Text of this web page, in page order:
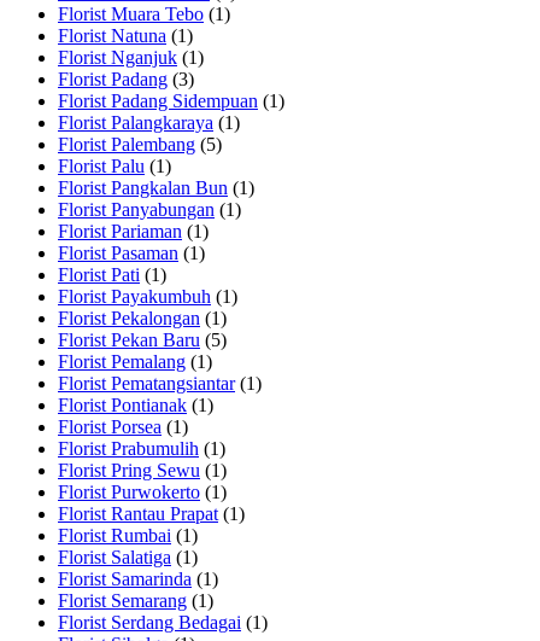
Florist Muara Tebo (1)
Florist Natuna (1)
Florist Nganjuk (1)
Florist Padang (3)
Florist Padang Sidempuan (1)
Florist Palangkaraya (1)
Florist Palembang (5)
Florist Palu (1)
Florist Pangkalan Bun (1)
Florist Panyabungan (1)
Florist Pariaman (1)
Florist Pasaman (1)
Florist Pati (1)
Florist Payakumbuh (1)
Florist Pekalongan (1)
Florist Pekan Baru (5)
Florist Pemalang (1)
Florist Pematangsiantar(1)
Florist Pontianak (1)
Florist Porsea (1)
Florist Prabumulih (1)
Florist Pring Sewu (1)
Florist Purwokerto (1)
Florist Rantau Prapat (1)
Florist Rumbai (1)
Florist Salatiga (1)
Florist Samarinda (1)
Florist Semarang (1)
Florist Serdang Bedagai (1)